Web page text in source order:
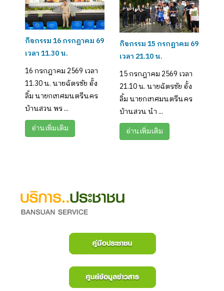
กิจกรรม 16 กรกฎาคม 69
เวลา 11.30 น.
16 กรกฎาคม 2569 เวลา
11.30 น. นายฉัตรชัย อั้ง
ลิ้ม นายกเทศมนตรีนคร
บ้านสวน พร ...
อ่านเพิ่มเติม
กิจกรรม 15 กรกฎาคม 69
เวลา 21.10 น.
15 กรกฎาคม 2569 เวลา
21.10 น. นายฉัตรชัย อั้ง
ลิ้ม นายกเทศมนตรีนคร
บ้านสวน นำ ...
อ่านเพิ่มเติม